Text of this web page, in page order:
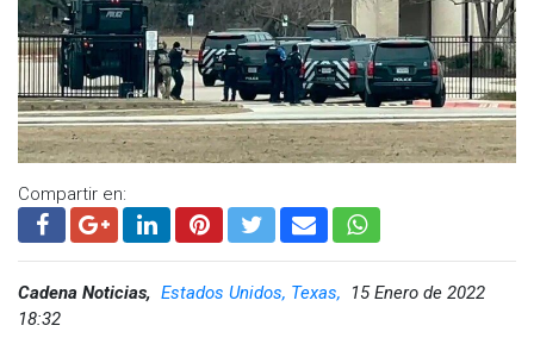
Compartir en:
Cadena Noticias, Estados Unidos, Texas,
15 Enero de 2022
18:32